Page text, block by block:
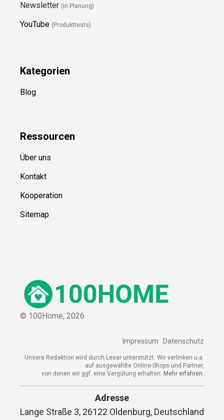
Newsletter (in Planung)
YouTube (Produkttests)
Kategorien
Blog
Ressourcen
Über uns
Kontakt
Kooperation
Sitemap
© 100Home, 2026
Impressum Datenschutz
Unsere Redaktion wird durch Leser unterstützt. Wir verlinken u.a.
auf ausgewählte Online-Shops und Partner,
von denen wir ggf. eine Vergütung erhalten. Mehr erfahren.
Adresse
Lange Straße 3, 26122 Oldenburg, Deutschland